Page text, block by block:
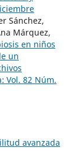
Sánchez,
Márquez,
en niños
un
Vol. 82 Núm.
avanzada